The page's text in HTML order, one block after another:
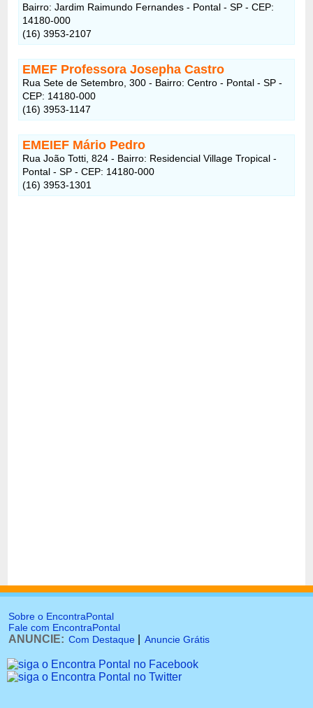
Bairro: Jardim Raimundo Fernandes - Pontal - SP - CEP:
14180-000
(16) 3953-2107
EMEF Professora Josepha Castro
Rua Sete de Setembro, 300 - Bairro: Centro - Pontal - SP -
CEP: 14180-000
(16) 3953-1147
EMEIEF Mário Pedro
Rua João Totti, 824 - Bairro: Residencial Village Tropical -
Pontal - SP - CEP: 14180-000
(16) 3953-1301
Sobre o EncontraPontal
Fale com EncontraPontal
ANUNCIE: Com Destaque Anuncie Grátis